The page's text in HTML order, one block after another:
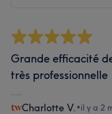
Grande efficacité
très professionnelle
Charlotte V. •il y a 2